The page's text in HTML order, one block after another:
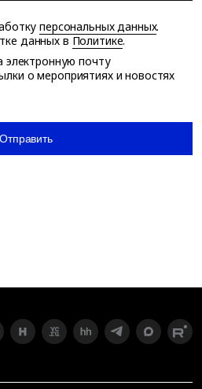
персональных данных.
данных в Политике.
электронную почту
о мероприятиях и новостях
Отправить